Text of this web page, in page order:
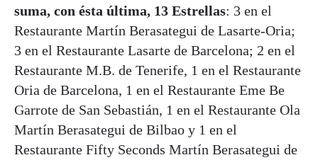
suma, con ésta última, 13 Estrellas: 3 en el
Restaurante Martín Berasategui de Lasarte-Oria;
3 en el Restaurante Lasarte de Barcelona; 2 en el
Restaurante M.B. de Tenerife, 1 en el Restaurante
Oria de Barcelona, 1 en el Restaurante Eme Be
Garrote de San Sebastián, 1 en el Restaurante Ola
Martín Berasategui de Bilbao y 1 en el
Restaurante Fifty Seconds Martín Berasategui de